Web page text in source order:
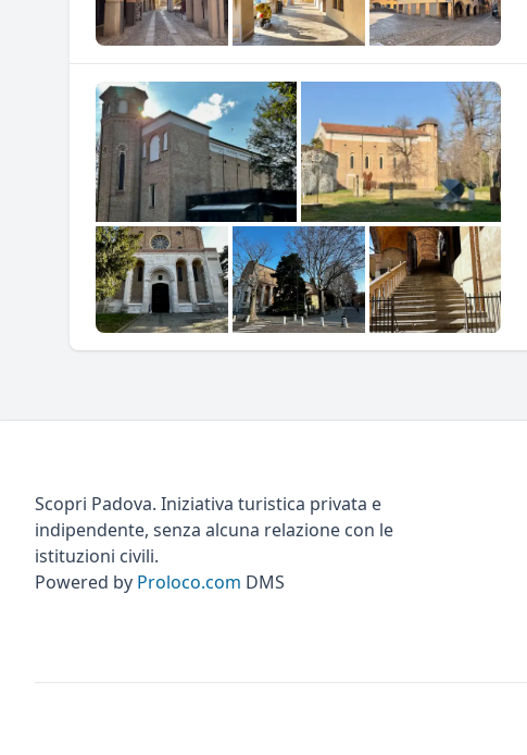
Scopri Padova. Iniziativa turistica privata e
indipendente, senza alcuna relazione con le
istituzioni civili.
Powered by Proloco.com DMS